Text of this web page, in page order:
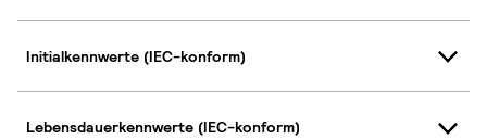
Initialkennwerte (IEC-konform)
Lebensdauerkennwerte (IEC-konform)